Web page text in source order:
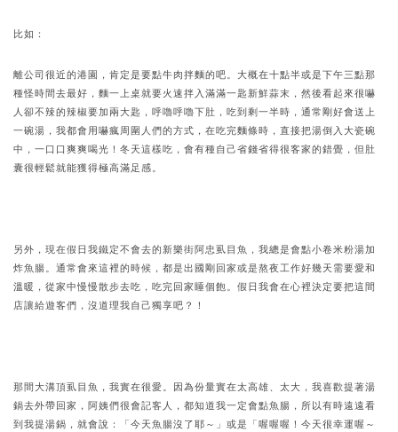
比如：
離公司很近的港園，肯定是要點牛肉拌麵的吧。大概在十點半或是下午三點那
種怪時間去最好，麵一上桌就要火速拌入滿滿一匙新鮮蒜末，然後看起來很嚇
人卻不辣的辣椒要加兩大匙，呼嚕呼嚕下肚，吃到剩一半時，通常剛好會送上
一碗湯，我都會用嚇瘋周圍人們的方式，在吃完麵條時，直接把湯倒入大瓷碗
中，一口口爽爽喝光！冬天這樣吃，會有種自己省錢省得很客家的錯覺，但肚
囊很輕鬆就能獲得極高滿足感。
另外，現在假日我鐵定不會去的新樂街阿忠虱目魚，我總是會點小卷米粉湯加
炸魚腸。通常會來這裡的時候，都是出國剛回家或是熬夜工作好幾天需要愛和
溫暖，從家中慢慢散步去吃，吃完回家睡個飽。假日我會在心裡決定要把這間
店讓給遊客們，沒道理我自己獨享吧？！
那間大溝頂虱目魚，我實在很愛。因為份量實在太高雄、太大，我喜歡提著湯
鍋去外帶回家，阿姨們很會記客人，都知道我一定會點魚腸，所以有時遠遠看
到我提湯鍋，就會說：「今天魚腸沒了耶～」或是「喔喔喔！今天很幸運喔～